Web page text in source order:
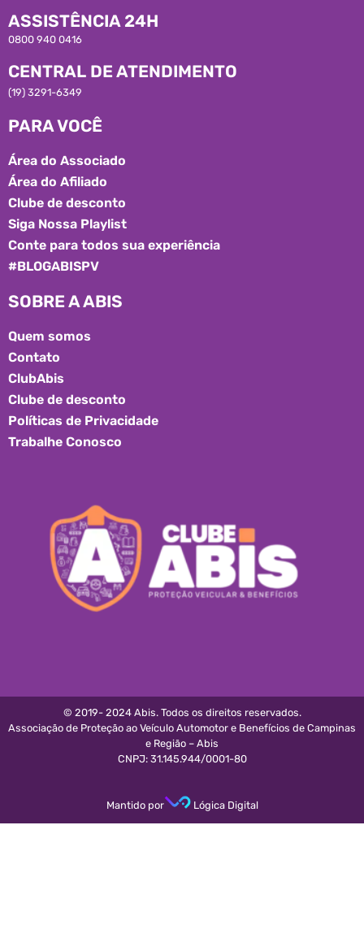
ASSISTÊNCIA 24H
0800 940 0416
CENTRAL DE ATENDIMENTO
(19) 3291-6349
PARA VOCÊ
Área do Associado
Área do Afiliado
Clube de desconto
Siga Nossa Playlist
Conte para todos sua experiência
#BLOGABISPV
SOBRE A ABIS
Quem somos
Contato
ClubAbis
Clube de desconto
Políticas de Privacidade
Trabalhe Conosco
© 2019- 2024 Abis. Todos os direitos reservados.
Associação de Proteção ao Veículo Automotor e Benefícios de Campinas
e Região – Abis
CNPJ: 31.145.944/0001-80
Mantido por Lógica Digital